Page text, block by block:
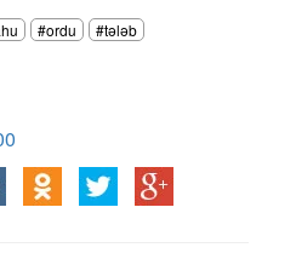
#ordu
#tələb